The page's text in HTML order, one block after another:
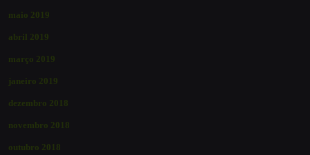
maio 2019
abril 2019
março 2019
janeiro 2019
dezembro 2018
novembro 2018
outubro 2018